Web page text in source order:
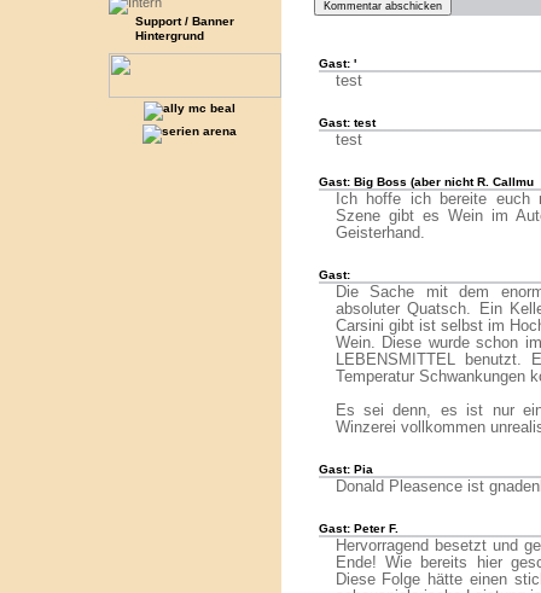
Support / Banner
Hintergrund
Gast: '
test
Gast: test
test
Gast: Big Boss (aber nicht R. Callmu
Ich hoffe ich bereite euch
Szene gibt es Wein im
Geisterhand.
Gast:
Die Sache mit dem
absoluter Quatsch. Ein
Carsini gibt ist selbst im
Wein. Diese wurde schon
LEBENSMITTEL
Temperatur Schwankungen
Es sei denn, es ist nur
Winzerei vollkommen
Gast: Pia
Donald Pleasence ist
Gast: Peter F.
Hervorragend besetzt und
Ende! Wie bereits hier
Diese Folge hätte einen